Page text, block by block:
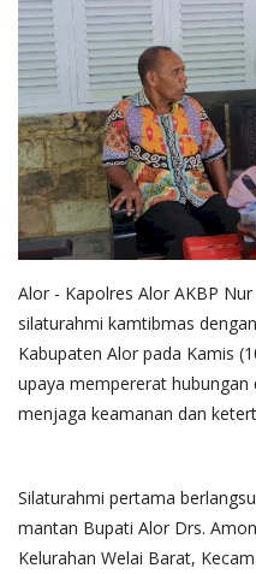
Alor - Kapolres Alor AKBP
silaturahmi kamtibmas
Kabupaten Alor pada Kamis
upaya mempererat
menjaga keamanan dan
Silaturahmi pertama
mantan Bupati Alor Drs.
Kelurahan Welai Barat,